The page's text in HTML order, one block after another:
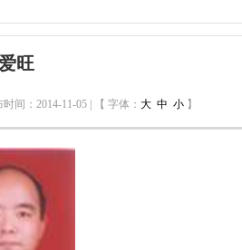
旺
时间：2014-11-05 | 【 字体： 大 中 小】